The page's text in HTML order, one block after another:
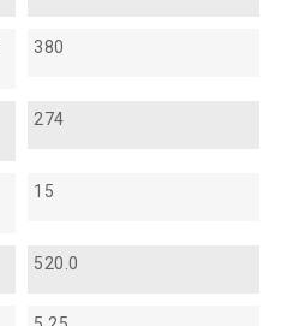
380
274
15
520.0